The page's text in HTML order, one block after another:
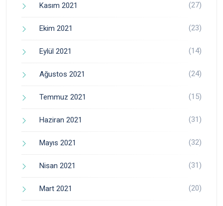
Kasım 2021 (27)
Ekim 2021 (23)
Eylül 2021 (14)
Ağustos 2021 (24)
Temmuz 2021 (15)
Haziran 2021 (31)
Mayıs 2021 (32)
Nisan 2021 (31)
Mart 2021 (20)